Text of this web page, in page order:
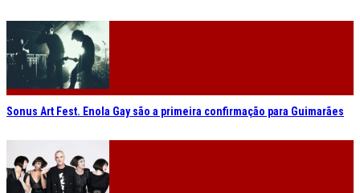
Sonus Art Fest. Enola Gay são a primeira confirmação para Guimarães